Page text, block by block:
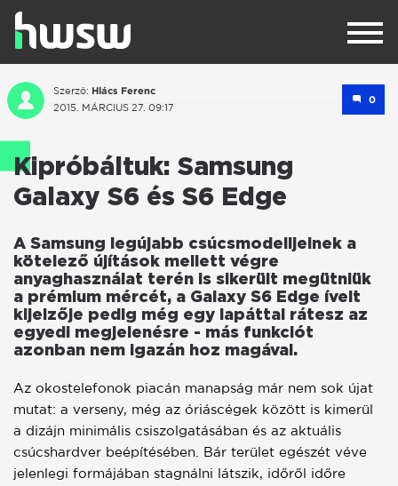
Szerző: Hlács Ferenc
2015. MÁRCIUS 27. 09:17
0
Kipróbáltuk: Samsung
Galaxy S6 és S6 Edge
A Samsung legújabb csúcsmodelljeinek a
kötelező újítások mellett végre
anyaghasználat terén is sikerült megütniük
a prémium mércét, a Galaxy S6 Edge ívelt
kijelzője pedig még egy lapáttal rátesz az
egyedi megjelenésre - más funkciót
azonban nem igazán hoz magával.
Az okostelefonok piacán manapság már nem sok újat
mutat: a verseny, még az óriáscégek között is kimerül
a dizájn minimális csiszolgatásában és az aktuális
csúcshardver beépítésében. Bár terület egészét véve
jelenlegi formájában stagnálni látszik, időről időre